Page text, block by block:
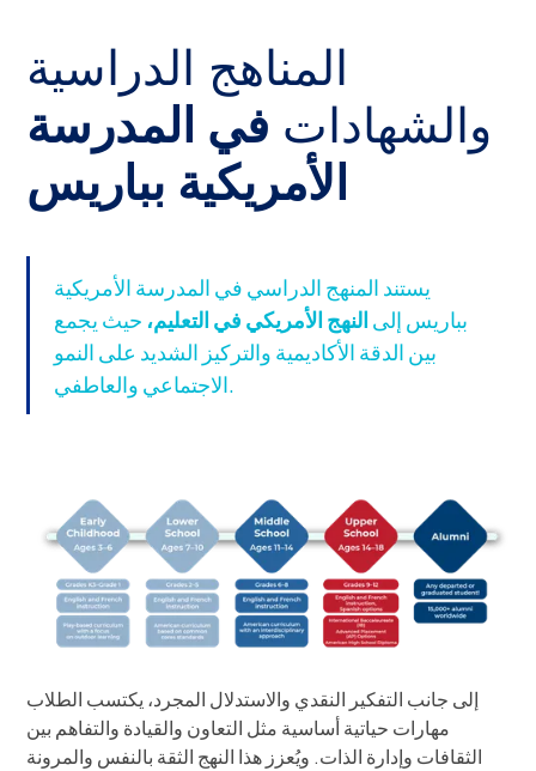
المناهج الدراسية
والشهادات في المدرسة
الأمريكية بباريس
يستند المنهج الدراسي في المدرسة الأمريكية
بباريس إلى النهج الأمريكي في التعليم، حيث يجمع
بين الدقة الأكاديمية والتركيز الشديد على النمو
الاجتماعي والعاطفي.
إلى جانب التفكير النقدي والاستدلال المجرد، يكتسب الطلاب
مهارات حياتية أساسية مثل التعاون والقيادة والتفاهم بين
الثقافات وإدارة الذات. ويُعزز هذا النهج الثقة بالنفس والمرونة